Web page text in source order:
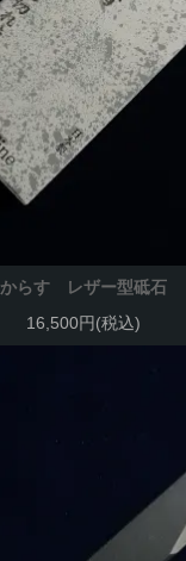
からす レザー型砥石
16,500円(税込)